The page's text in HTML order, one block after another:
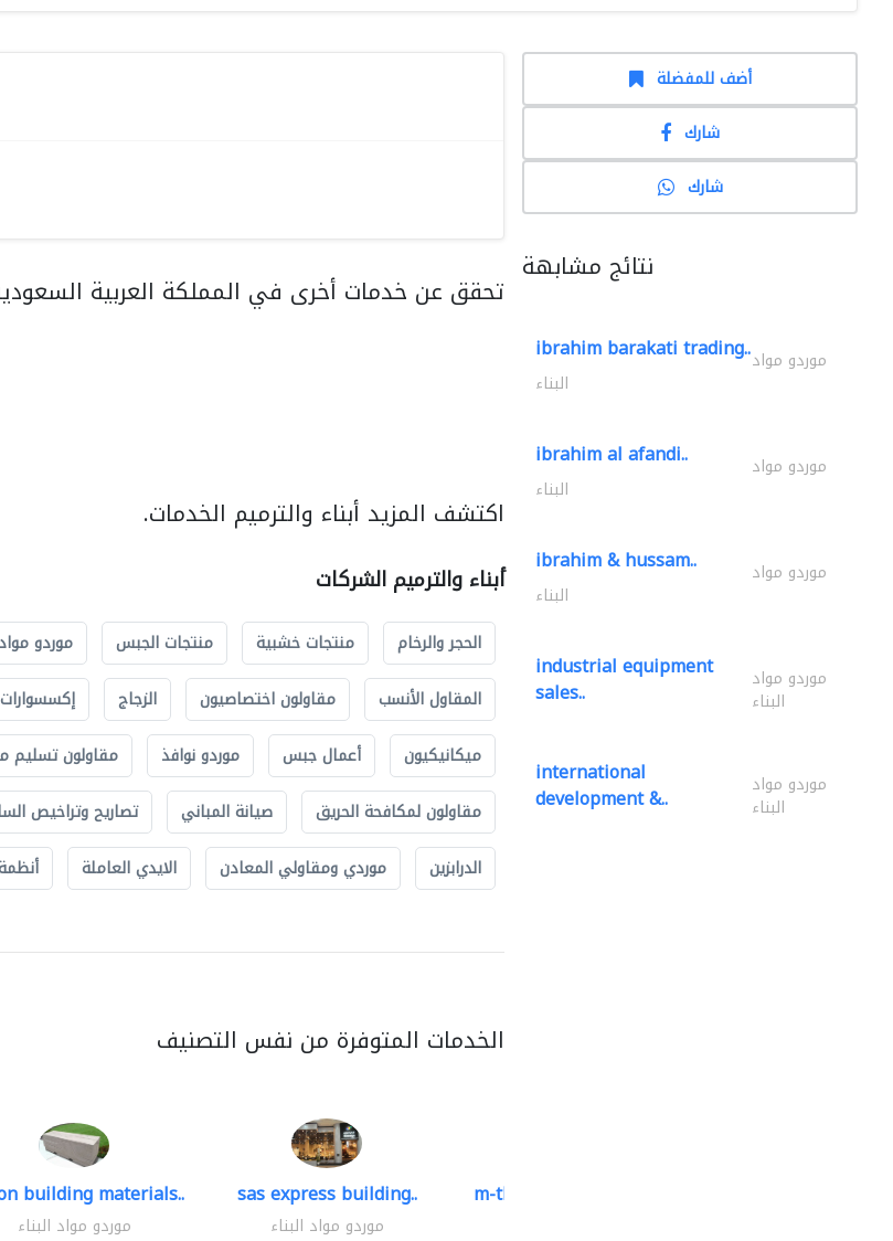
تحقق عن خدمات أخرى في المملكة العربية
اكتشف المزيد أبناء والترميم الخدمات.
أبناء والترميم الشركات
الحجر والرخام منتجات خشبية منتجات الجبس موردو مواد
المقاول الأنسب
مقاولون اختصاصيون الزجاج
ميكانيكيون
أعمال جبس موردو نوافذ مقاولون تسليم
مقاولون لمكافحة الحريق
صيانة المباني تصاريح وتراخيص
الدرابزين
موردي ومقاولي المعادن الايدي العاملة
الخدمات المتوفرة من نفس التصنيف
building materials..
موردو مواد البناء
sas express building..
موردو مواد البناء
m-three building materials
أضف للمفضلة
شارك
شارك
نتائج مشابهة
ibrahim barakati trading..موردو مواد
البناء
ibrahim al afandi.. موردو مواد
البناء
ibrahim & hussam.. موردو مواد
البناء
industrial equipment
sales.. موردو مواد
البناء
international
development &.. موردو مواد
البناء